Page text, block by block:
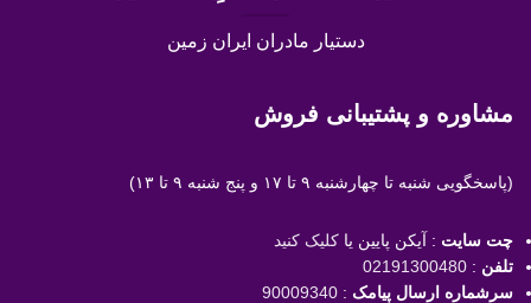
دستیار مادران ایران زمین
مشاوره و پشتیبانی فروش
(پاسخگویی شنبه تا چهارشنبه ۹ تا ۱۷ و پنج شنبه ۹ تا ۱۳)
چت سایت : آیکن پایین یا کلیک کنید
تلفن :
02191300480
سرشماره ارسال پیامک :
90009340